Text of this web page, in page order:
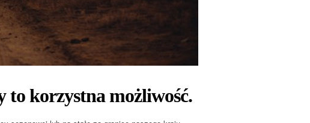
korzystna możliwość.